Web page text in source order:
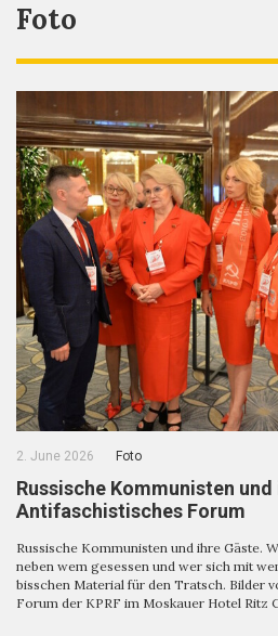
Foto
2. June 2026 Foto
Russische Kommunisten und
Antifaschistisches Forum
Russische Kommunisten und ihre Gäste.
neben wem gesessen und wer sich mit
bisschen Material für den Tratsch. Bilder
Forum der KPRF im Moskauer Hotel Ritz